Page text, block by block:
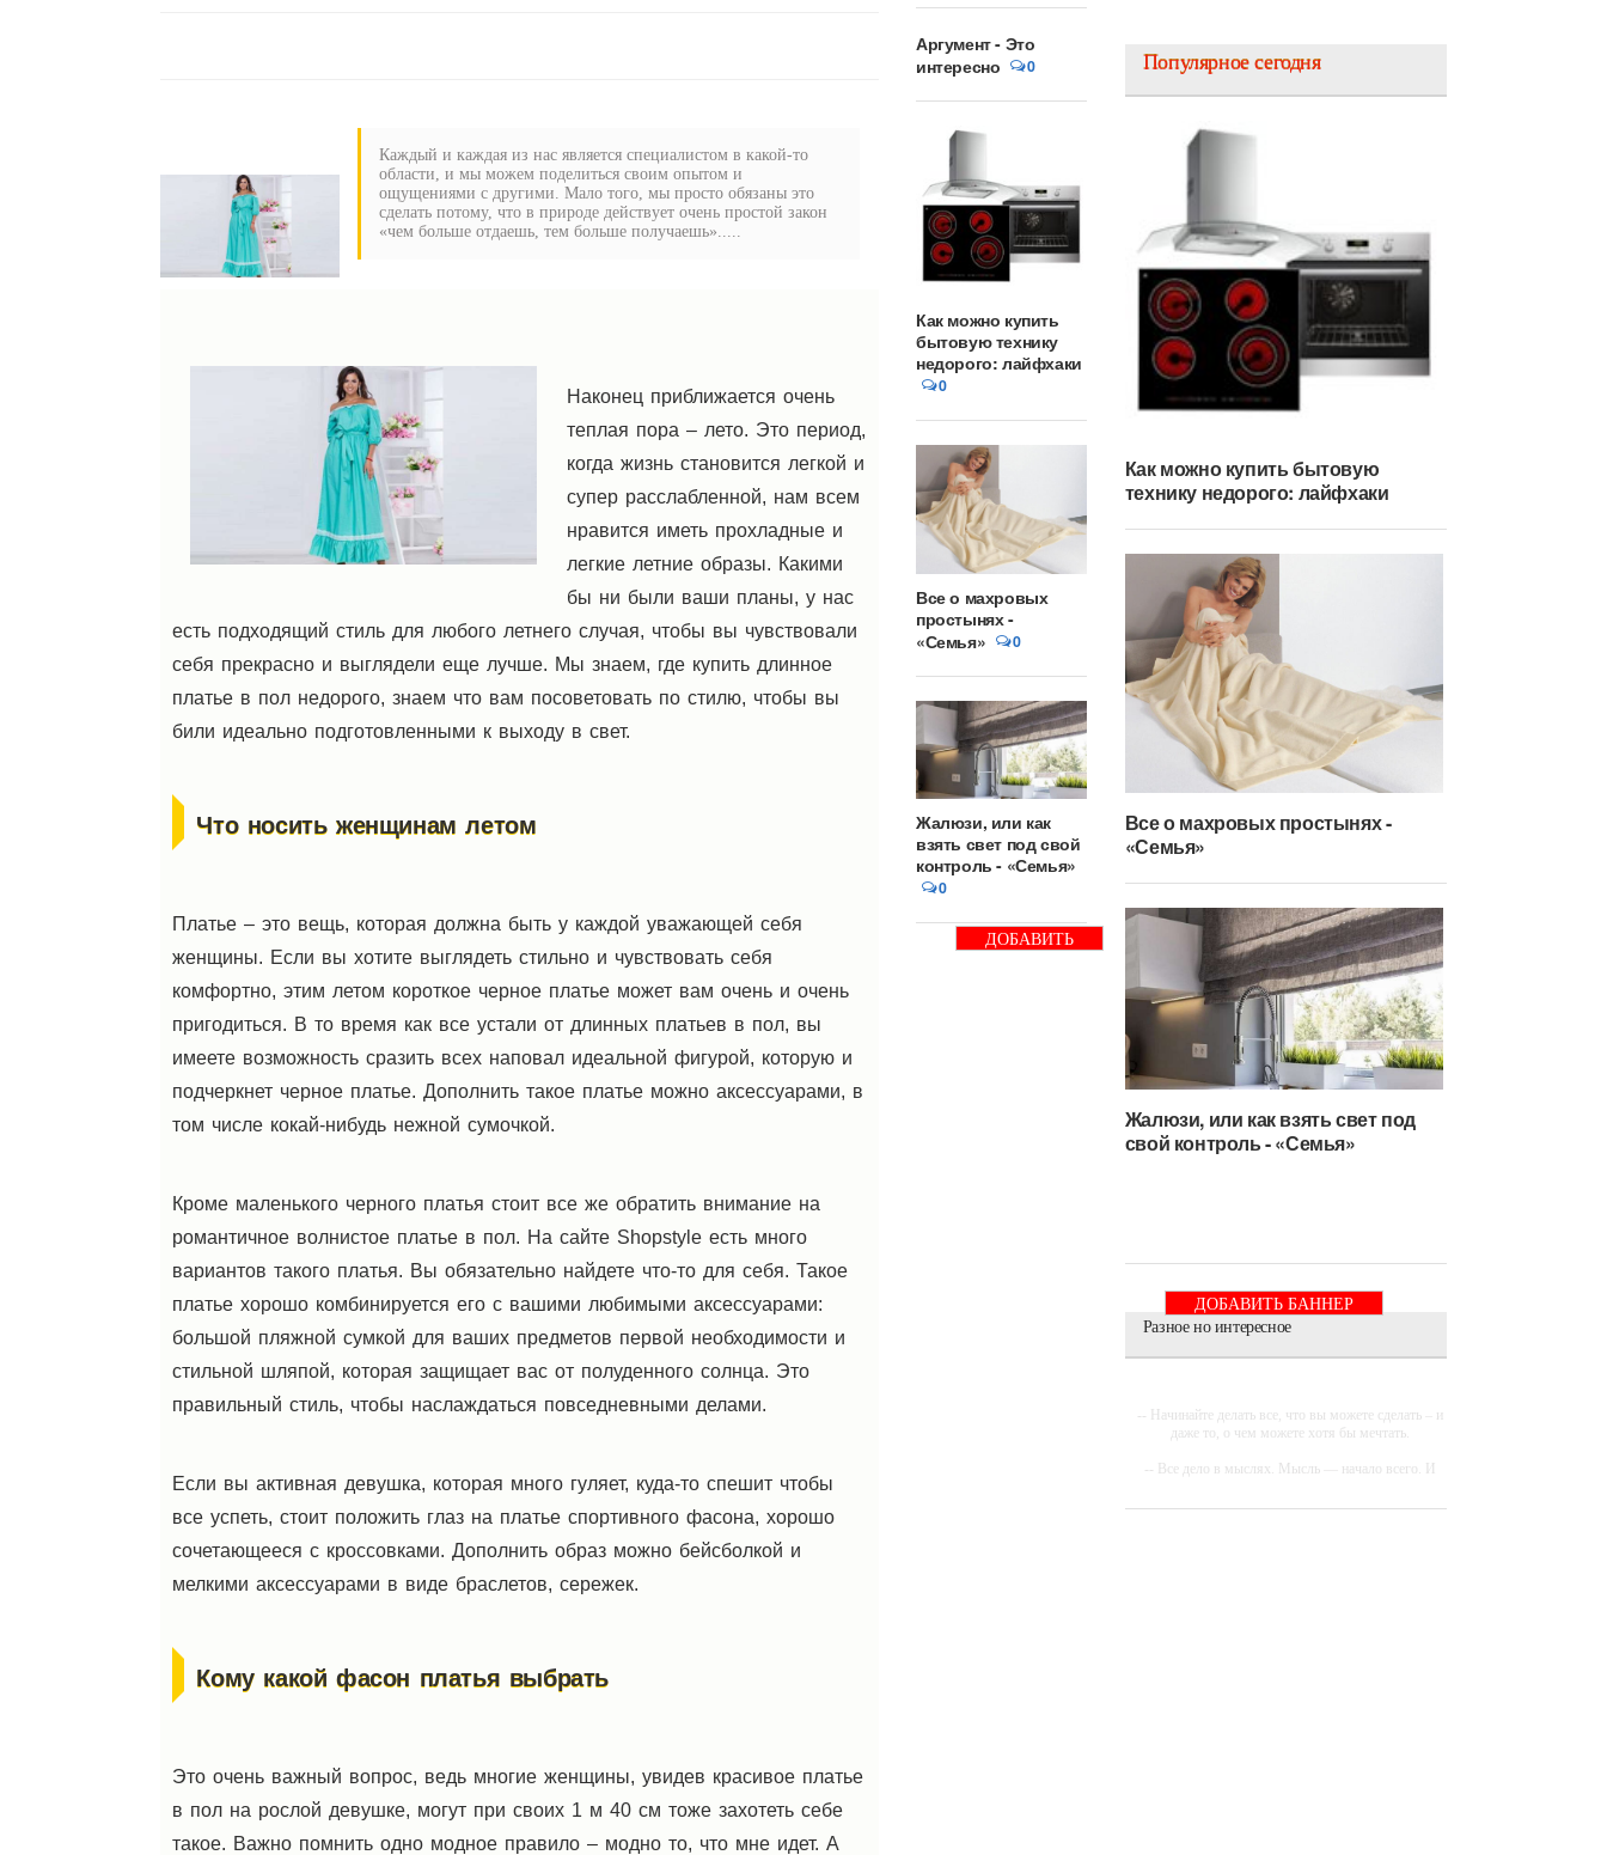
Каждый и каждая из нас является специалистом в какой-то
области, и мы можем поделиться своим опытом и
ощущениями с другими. Мало того, мы просто обязаны это
сделать потому, что в природе действует очень простой закон
«чем больше отдаешь, тем больше получаешь».....
Наконец приближается очень
теплая пора – лето. Это период,
когда жизнь становится легкой и
супер расслабленной, нам всем
нравится иметь прохладные и
легкие летние образы. Какими
бы ни были ваши планы, у нас
есть подходящий стиль для любого летнего случая, чтобы вы чувствовали
себя прекрасно и выглядели еще лучше. Мы знаем, где купить длинное
платье в пол недорого, знаем что вам посоветовать по стилю, чтобы вы
били идеально подготовленными к выходу в свет.
Что носить женщинам летом
Платье – это вещь, которая должна быть у каждой уважающей себя
женщины. Если вы хотите выглядеть стильно и чувствовать себя
комфортно, этим летом короткое черное платье может вам очень и очень
пригодиться. В то время как все устали от длинных платьев в пол, вы
имеете возможность сразить всех наповал идеальной фигурой, которую и
подчеркнет черное платье. Дополнить такое платье можно аксессуарами, в
том числе кокай-нибудь нежной сумочкой.
Кроме маленького черного платья стоит все же обратить внимание на
романтичное волнистое платье в пол. На сайте Shopstyle есть много
вариантов такого платья. Вы обязательно найдете что-то для себя. Такое
платье хорошо комбинируется его с вашими любимыми аксессуарами:
большой пляжной сумкой для ваших предметов первой необходимости и
стильной шляпой, которая защищает вас от полуденного солнца. Это
правильный стиль, чтобы наслаждаться повседневными делами.
Если вы активная девушка, которая много гуляет, куда-то спешит чтобы
все успеть, стоит положить глаз на платье спортивного фасона, хорошо
сочетающееся с кроссовками. Дополнить образ можно бейсболкой и
мелкими аксессуарами в виде браслетов, сережек.
Кому какой фасон платья выбрать
Это очень важный вопрос, ведь многие женщины, увидев красивое платье
в пол на рослой девушке, могут при своих 1 м 40 см тоже захотеть себе
такое. Важно помнить одно модное правило – модно то, что мне идет. А
Аргумент - Это
интересно
0
Как можно купить
бытовую технику
недорого: лайфхаки
0
Все о махровых
простынях -
«Семья»
0
Жалюзи, или как
взять свет под свой
контроль - «Семья»
0
ДОБАВИТЬ
Популярное сегодня
Как можно купить бытовую
технику недорого: лайфхаки
Все о махровых простынях -
«Семья»
Жалюзи, или как взять свет под
свой контроль - «Семья»
ДОБАВИТЬ БАННЕР
Разное но интересное
-- Начинайте делать все, что вы можете сделать – и
даже то, о чем можете хотя бы мечтать.
-- Все дело в мыслях. Мысль — начало всего. И